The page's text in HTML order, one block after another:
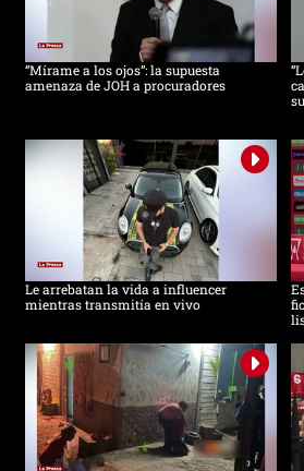
“Mírame a los ojos”: la supuesta
amenaza de JOH a procuradores
Le arrebatan la vida a influencer
mientras transmitía en vivo